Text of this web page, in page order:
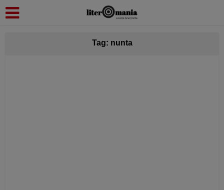
Tag: nunta
modal-check